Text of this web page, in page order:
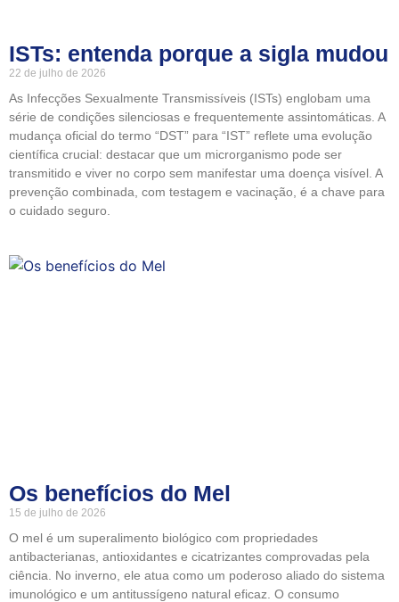
ISTs: entenda porque a sigla mudou
22 de julho de 2026
As Infecções Sexualmente Transmissíveis (ISTs) englobam uma
série de condições silenciosas e frequentemente assintomáticas. A
mudança oficial do termo “DST” para “IST” reflete uma evolução
científica crucial: destacar que um microrganismo pode ser
transmitido e viver no corpo sem manifestar uma doença visível. A
prevenção combinada, com testagem e vacinação, é a chave para
o cuidado seguro.
Os benefícios do Mel
15 de julho de 2026
O mel é um superalimento biológico com propriedades
antibacterianas, antioxidantes e cicatrizantes comprovadas pela
ciência. No inverno, ele atua como um poderoso aliado do sistema
imunológico e um antitussígeno natural eficaz. O consumo